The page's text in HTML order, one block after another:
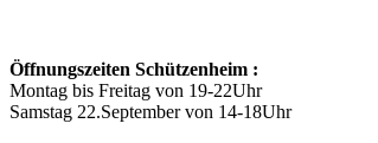
Öffnungszeiten Schützenheim :
Montag bis Freitag von 19-22Uhr
Samstag 22.September von 14-18Uhr